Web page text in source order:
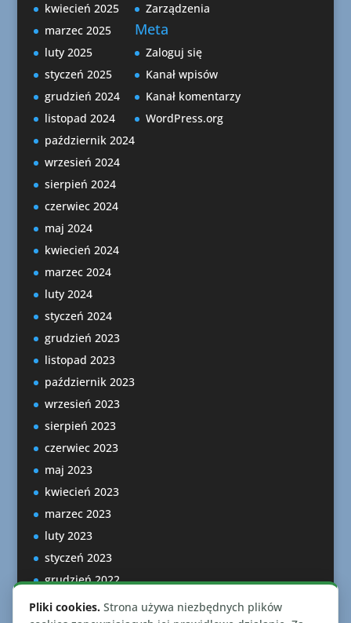
kwiecień 2025
marzec 2025
luty 2025
styczeń 2025
grudzień 2024
listopad 2024
październik 2024
wrzesień 2024
sierpień 2024
czerwiec 2024
maj 2024
kwiecień 2024
marzec 2024
luty 2024
styczeń 2024
grudzień 2023
listopad 2023
październik 2023
wrzesień 2023
sierpień 2023
czerwiec 2023
maj 2023
kwiecień 2023
marzec 2023
luty 2023
styczeń 2023
grudzień 2022
listopad 2022
Zarządzenia
Meta
Zaloguj się
Kanał wpisów
Kanał komentarzy
WordPress.org
Pliki cookies. Strona używa niezbędnych plików